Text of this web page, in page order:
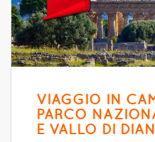
VIAGGIO IN
PARCO
E VALLO DI